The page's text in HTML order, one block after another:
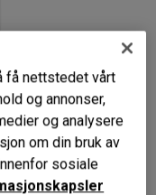
få nettstedet vårt
og annonser,
og analysere
om din bruk av
sosiale